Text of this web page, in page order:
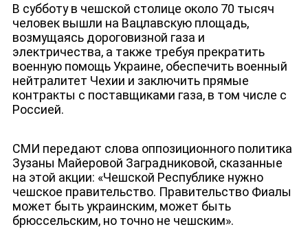
НОВОСТИ
В субботу в чешской столице около 70 тысяч
человек вышли на Вацлавскую площадь,
возмущаясь дороговизной газа и
электричества, а также требуя прекратить
военную помощь Украине, обеспечить военный
нейтралитет Чехии и заключить прямые
контракты с поставщиками газа, в том числе с
Россией.
СМИ передают слова оппозиционного политика
Зузаны Майеровой Заградниковой, сказанные
на этой акции: «Чешской Республике нужно
чешское правительство. Правительство Фиалы
может быть украинским, может быть
брюссельским, но точно не чешским».